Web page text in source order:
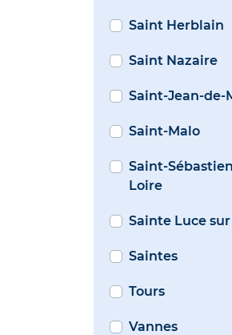
Saint Herblain
Saint Nazaire
Saint-Jean-de-
Saint-Malo
Saint-
Loire
Sainte Luce
Saintes
Tours
Vannes